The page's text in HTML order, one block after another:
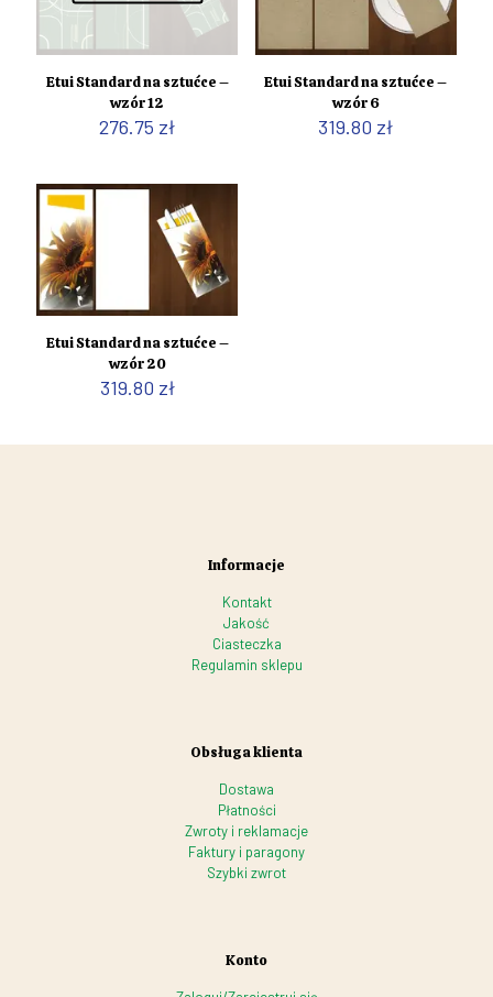
Etui Standard na sztućce –
wzór 12
276.75 zł
Etui Standard na sztućce –
wzór 6
319.80 zł
Etui Standard na sztućce –
wzór 20
319.80 zł
Informacje
Kontakt
Jakość
Ciasteczka
Regulamin sklepu
Obsługa klienta
Dostawa
Płatności
Zwroty i reklamacje
Faktury i paragony
Szybki zwrot
Konto